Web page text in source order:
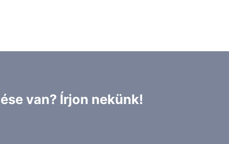
van? Írjon nekünk!